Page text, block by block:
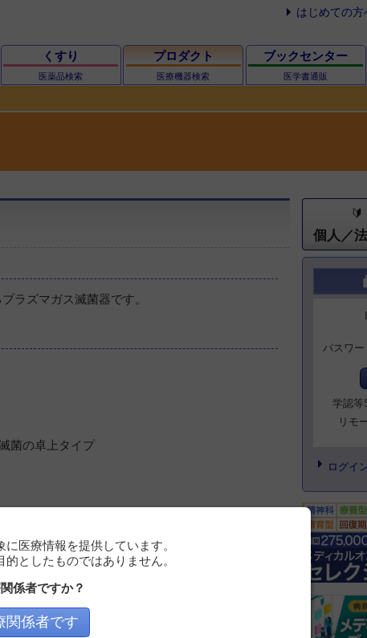
はじめての方
くすり
医薬品検索
プロダクト
医療機器検索
ブックセンター
医学書通販
ラズマガス滅菌器です。
菌の卓上タイプ
個人／
パスワー
学認等
リモ
ログイ
医療情報を提供しています。
としたものではありません。
係者ですか？
関係者です